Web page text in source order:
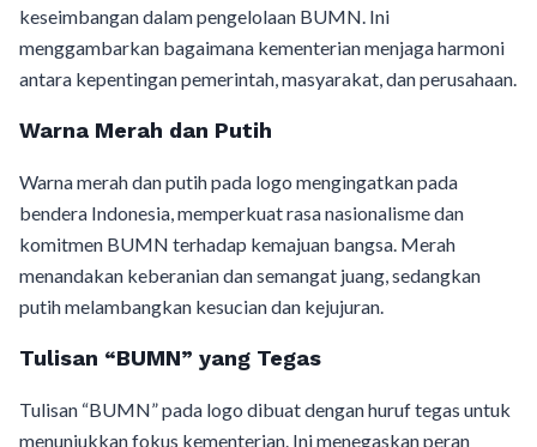
keseimbangan dalam pengelolaan BUMN. Ini
menggambarkan bagaimana kementerian menjaga harmoni
antara kepentingan pemerintah, masyarakat, dan perusahaan.
Warna Merah dan Putih
Warna merah dan putih pada logo mengingatkan pada
bendera Indonesia, memperkuat rasa nasionalisme dan
komitmen BUMN terhadap kemajuan bangsa. Merah
menandakan keberanian dan semangat juang, sedangkan
putih melambangkan kesucian dan kejujuran.
Tulisan “BUMN” yang Tegas
Tulisan “BUMN” pada logo dibuat dengan huruf tegas untuk
menunjukkan fokus kementerian. Ini menegaskan peran